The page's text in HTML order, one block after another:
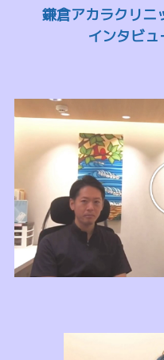
鎌倉アカラクリニ
インタビ